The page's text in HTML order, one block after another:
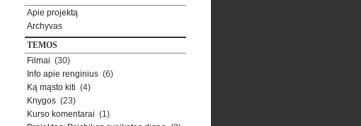
Apie projektą
Archyvas
TEMOS
Filmai (30)
Info apie renginius (6)
Ką mąsto kiti (4)
Knygos (23)
Kurso komentarai (1)